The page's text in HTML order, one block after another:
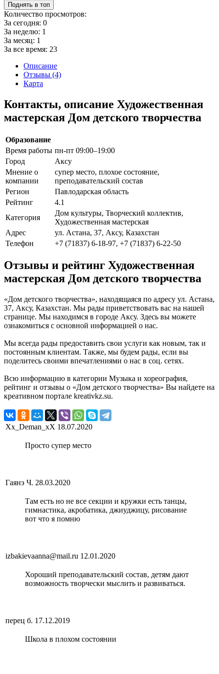
Поднять в топ
Количество просмотров:
За сегодня: 0
За неделю: 1
За месяц: 1
За все время: 23
Описание
Отзывы (4)
Карта
Контакты, описание Художественная
мастерская Дом детского творчества
Образование
Время работы пн-пт 09:00–19:00
Город
Аксу
Мнение о
компании
супер место, плохое состояние,
преподавательский состав
Регион
Павлодарская область
Рейтинг
4.1
Категория
Дом культуры, Творческий коллектив,
Художественная мастерская
Адрес
ул. Астана, 37, Аксу, Казахстан
Телефон
+7 (71837) 6-18-97, +7 (71837) 6-22-50
Отзывы и рейтинг Художественная
мастерская Дом детского творчества
«Дом детского творчества», находящаяся по адресу ул. Астана,
37, Аксу, Казахстан. Мы рады приветствовать вас на нашей
странице. Мы находимся в городе Аксу. Здесь вы можете
ознакомиться с основной информацией о нас.
Мы всегда рады предоставить свои услуги как новым, так и
постоянным клиентам. Также, мы будем рады, если вы
поделитесь своими впечатлениями о нас в соц. сетях.
Всю информацию в категории Музыка и хореография,
рейтинг и отзывы о «Дом детского творчества» Вы найдете на
креативном портале kreativkz.su.
Xx_Deman_xX 18.07.2020
Просто супер место
Гаянэ Ч. 28.03.2020
Там есть но не все секции и кружки есть танцы,
гимнастика, акробатика, джиуджицу, рисование
вот что я помню
izbakievaanna@mail.ru 12.01.2020
Хороший преподавательский состав, детям дают
возможность творчески мыслить и развиваться.
перец б. 17.12.2019
Школа в плохом состоянии